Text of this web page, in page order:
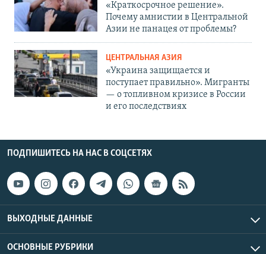
«Краткосрочное решение».
Почему амнистии в Центральной
Азии не панацея от проблемы?
ЦЕНТРАЛЬНАЯ АЗИЯ
«Украина защищается и
поступает правильно». Мигранты
— о топливном кризисе в России
и его последствиях
ПОДПИШИТЕСЬ НА НАС В СОЦСЕТЯХ
ВЫХОДНЫЕ ДАННЫЕ
ОСНОВНЫЕ РУБРИКИ